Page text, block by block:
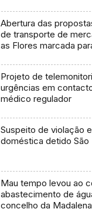
Abertura das
de transporte de
as Flores marcada
Projeto de
urgências em
médico regulador
Suspeito de violação
doméstica detido São
Mau tempo levou ao
abastecimento de
concelho da Madalena